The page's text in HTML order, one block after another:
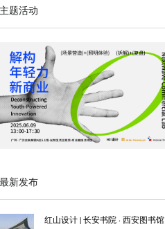
题活动
新发布
红山设计 | 长安书院 · 西安图书馆